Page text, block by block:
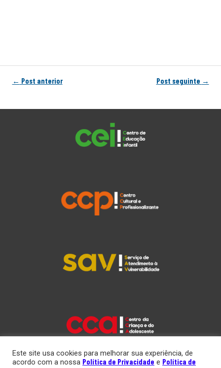
← Post anterior Post seguinte →
Este site usa cookies para melhorar sua experiência, de
acordo com a nossa Política de Privacidade e Política de